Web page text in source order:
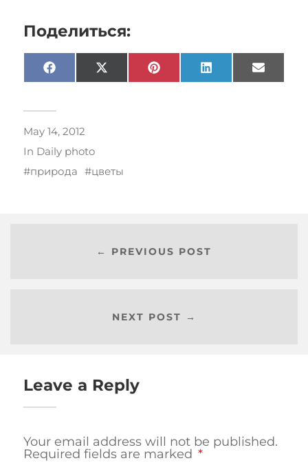
Поделиться:
Facebook X
(Twitter)
Pinterest LinkedIn Email
May 14, 2012
In Daily photo
природа
цветы
← PREVIOUS POST
NEXT POST →
Leave a Reply
Your email address will not be published.
Required fields are marked *